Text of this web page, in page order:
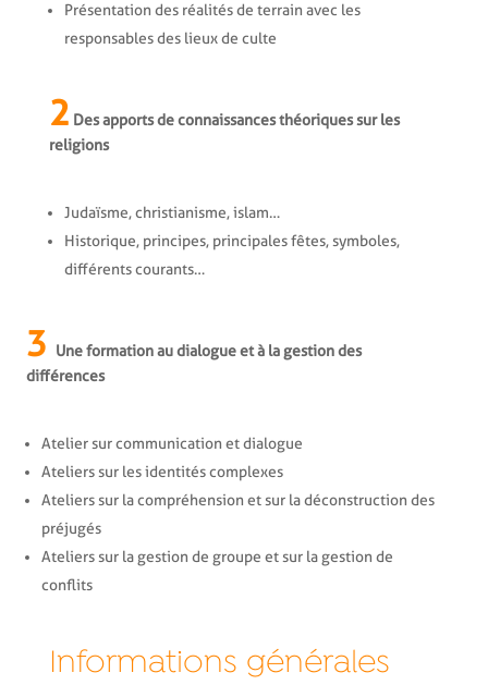
Présentation des réalités de terrain avec les
responsables des lieux de culte
2 Des apports de connaissances théoriques sur les
religions
Judaïsme, christianisme, islam…
Historique, principes, principales fêtes, symboles,
différents courants…
3
Une formation au dialogue et à la gestion des
différences
Atelier sur communication et dialogue
Ateliers sur les identités complexes
Ateliers sur la compréhension et sur la déconstruction des
préjugés
Ateliers sur la gestion de groupe et sur la gestion de
conflits
Informations générales